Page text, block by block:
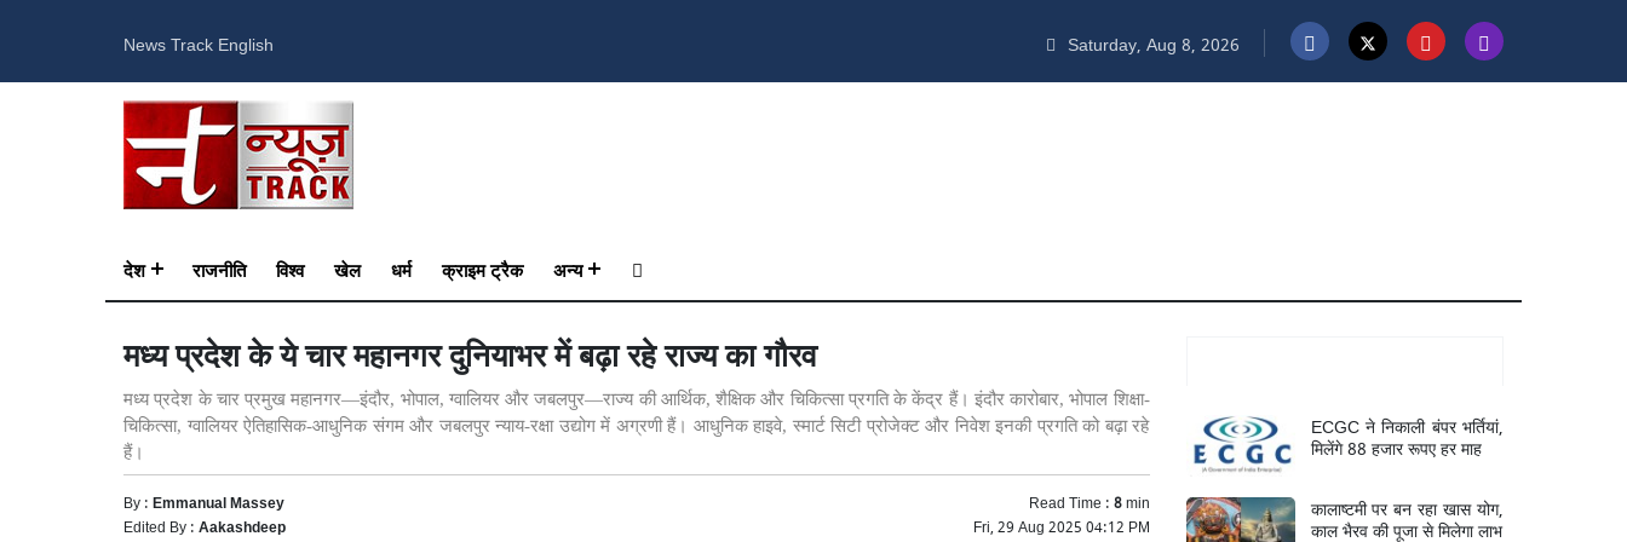
News Track English Saturday, Aug 8, 2026
देश राजनीति विश्व खेल धर्म क्राइम ट्रैक अन्य
मध्य प्रदेश के ये चार महानगर दुनियाभर में बढ़ा रहे राज्य का गौरव
मध्य प्रदेश के चार प्रमुख महानगर—इंदौर, भोपाल, ग्वालियर और जबलपुर—राज्य की आर्थिक, शैक्षिक और चिकित्सा प्रगति के केंद्र हैं। इंदौर कारोबार, भोपाल शिक्षा-
चिकित्सा, ग्वालियर ऐतिहासिक-आधुनिक संगम और जबलपुर न्याय-रक्षा उद्योग में अग्रणी हैं। आधुनिक हाइवे, स्मार्ट सिटी प्रोजेक्ट और निवेश इनकी प्रगति को बढ़ा रहे
हैं।
By :Emmanual Massey Read Time :8min
Edited By :Aakashdeep Fri, 29 Aug 2025 04:12 PM
ECGC ने निकाली बंपर भर्तियां,
मिलेंगे 88 हजार रूपए हर माह
कालाष्टमी पर बन रहा खास योग,
काल भैरव की पूजा से मिलेगा लाभ